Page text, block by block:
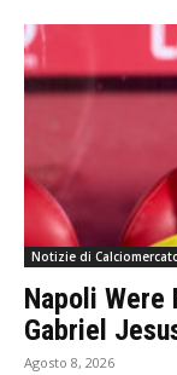
Notizie di
Napoli
Gabriel
Agosto 8, 2026